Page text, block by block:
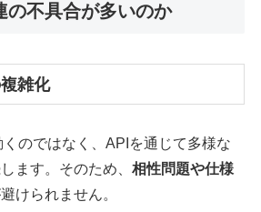
の不具合が多いのか
雑化
のではなく、APIを通じて多様な
ます。そのため、相性問題や仕様
けられません。